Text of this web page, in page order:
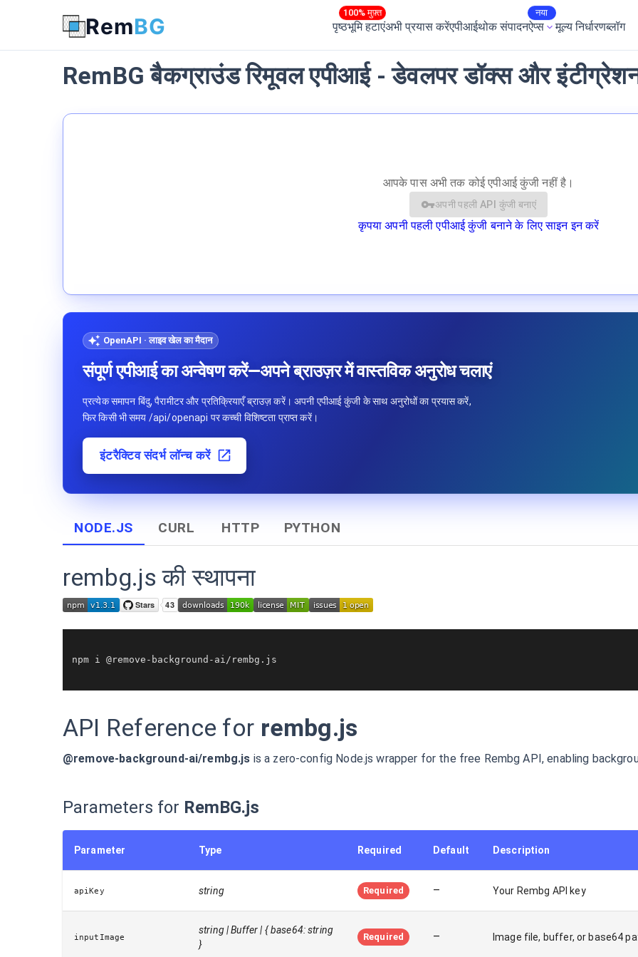
RemBG पृष्ठभूमि हटाएं
100% मुफ़्त
अभी प्रयास करेंएपीआईथोक संपादनऐप्स
नया
मूल्य निर्धारणब्लॉग
RemBG बैकग्राउंड रिमूवल एपीआई - डेवलपर डॉक्स और
आपके पास अभी तक कोई एपीआई कुंजी नहीं है।
अपनी पहली API कुंजी बनाएं
कृपया अपनी पहली एपीआई कुंजी बनाने के लिए साइन इन करें
OpenAPI · लाइव खेल का मैदान
संपूर्ण एपीआई का अन्वेषण करें—अपने ब्राउज़र में वास्तविक अनुरोध चलाएं
प्रत्येक समापन बिंदु, पैरामीटर और प्रतिक्रियाएँ ब्राउज़ करें। अपनी एपीआई कुंजी के साथ अनुरोधों का प्रयास करें,
फिर किसी भी समय /api/openapi पर कच्ची विशिष्टता प्राप्त करें।
इंटरैक्टिव संदर्भ लॉन्च करें
NODE.JS CURL HTTP PYTHON
rembg.js की स्थापना
npm i @remove-background-ai/rembg. js
API Reference for rembg.js
@remove-background-ai/rembg.js is a zero-config Node.js wrapper for the free Rembg API, enabling
Parameters for RemBG.js
Parameter Type Required Default Description
apiKey string Required – Your Rembg API key
inputImage
string | Buffer | { base64: string
}
Required – Image file, buffer, or base64